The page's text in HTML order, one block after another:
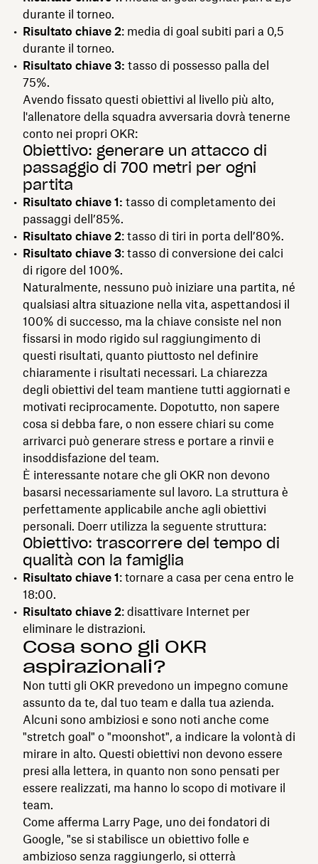
durante il torneo.
Risultato chiave 2: media di goal subiti pari a 0,5
durante il torneo.
Risultato chiave 3: tasso di possesso palla del
75%.
Avendo fissato questi obiettivi al livello più alto,
l'allenatore della squadra avversaria dovrà tenerne
conto nei propri OKR:
Obiettivo: generare un attacco di
passaggio di 700 metri per ogni
partita
Risultato chiave 1: tasso di completamento dei
passaggi dell’85%.
Risultato chiave 2: tasso di tiri in porta dell’80%.
Risultato chiave 3: tasso di conversione dei calci
di rigore del 100%.
Naturalmente, nessuno può iniziare una partita, né
qualsiasi altra situazione nella vita, aspettandosi il
100% di successo, ma la chiave consiste nel non
fissarsi in modo rigido sul raggiungimento di
questi risultati, quanto piuttosto nel definire
chiaramente i risultati necessari. La chiarezza
degli obiettivi del team mantiene tutti aggiornati e
motivati reciprocamente. Dopotutto, non sapere
cosa si debba fare, o non essere chiari su come
arrivarci può generare stress e portare a rinvii e
insoddisfazione del team.
È interessante notare che gli OKR non devono
basarsi necessariamente sul lavoro. La struttura è
perfettamente applicabile anche agli obiettivi
personali. Doerr utilizza la seguente struttura:
Obiettivo: trascorrere del tempo di
qualità con la famiglia
Risultato chiave 1: tornare a casa per cena entro le
18:00.
Risultato chiave 2: disattivare Internet per
eliminare le distrazioni.
Cosa sono gli OKR
aspirazionali?
Non tutti gli OKR prevedono un impegno comune
assunto da te, dal tuo team e dalla tua azienda.
Alcuni sono ambiziosi e sono noti anche come
"stretch goal" o "moonshot", a indicare la volontà di
mirare in alto. Questi obiettivi non devono essere
presi alla lettera, in quanto non sono pensati per
essere realizzati, ma hanno lo scopo di motivare il
team.
Come afferma Larry Page, uno dei fondatori di
Google, "se si stabilisce un obiettivo folle e
ambizioso senza raggiungerlo, si otterrà